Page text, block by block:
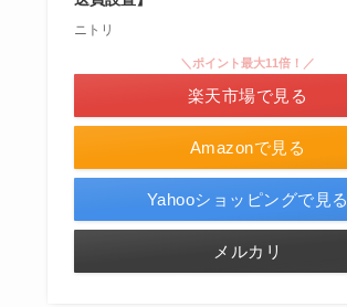
ニトリ
Amazonで見る
＼ポイント最大11倍！／
楽天市場で見る
Yahooショッピングで見る
メルカリ